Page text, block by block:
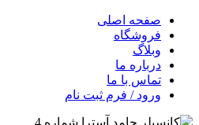
صفحه اصلی
فروشگاه
وبلاگ
درباره ما
تماس با ما
ورود / فرم ثبت نام